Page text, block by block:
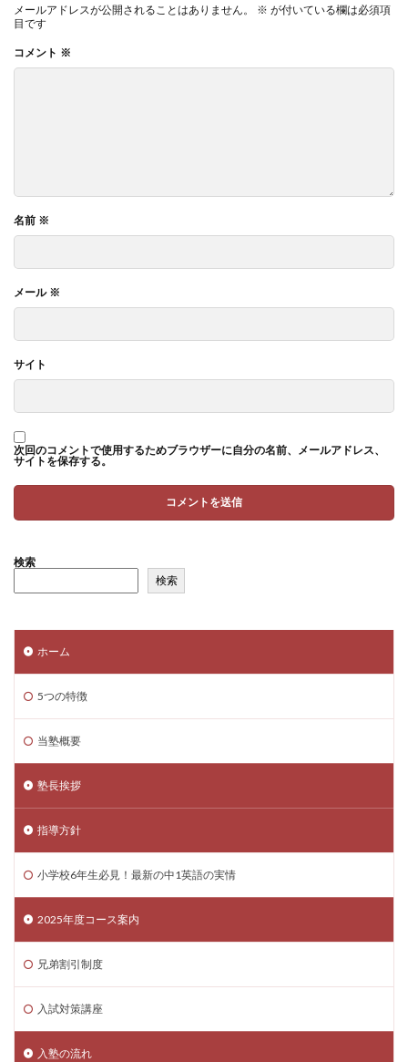
メールアドレスが公開されることはありません。 ※ が付いている欄は必須項
目です
コメント ※
名前 ※
メール ※
サイト
次回のコメントで使用するためブラウザーに自分の名前、メールアドレス、
サイトを保存する。
検索
検索
ホーム
5つの特徴
当塾概要
塾長挨拶
指導方針
小学校6年生必見！最新の中1英語の実情
2025年度コース案内
兄弟割引制度
入試対策講座
入塾の流れ